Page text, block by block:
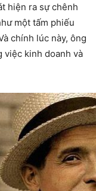
hiện ra sự chênh
một tấm phiếu
chính lúc này, ông
việc kinh doanh và